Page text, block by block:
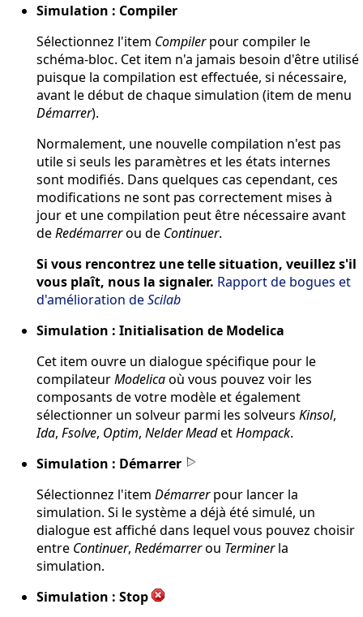
Simulation : Compiler
Sélectionnez l'item Compilerpour compiler le
schéma-bloc. Cet item n'a jamais besoin d'être utilisé
puisque la compilation est effectuée, si nécessaire,
avant le début de chaque simulation (item de menu
Démarrer).
Normalement, une nouvelle compilation n'est pas
utile si seuls les paramètres et les états internes
sont modifiés. Dans quelques cas cependant, ces
modifications ne sont pas correctement mises à
jour et une compilation peut être nécessaire avant
deRedémarrerou de Continuer.
Si vous rencontrez une telle situation, veuillez s'il
vous plaît, nous la signaler. Rapport de bogues et
d'amélioration deScilab
Simulation : Initialisation de Modelica
Cet item ouvre un dialogue spécifique pour le
compilateurModelicaoù vous pouvez voir les
composants de votre modèle et également
sélectionner un solveur parmi les solveurs Kinsol,
Ida, Fsolve, Optim, Nelder MeadetHompack.
Simulation : Démarrer
Sélectionnez l'item Démarrerpour lancer la
simulation. Si le système a déjà été simulé, un
dialogue est affiché dans lequel vous pouvez choisir
entre Continuer, Redémarrerou Terminerla
simulation.
Simulation : Stop